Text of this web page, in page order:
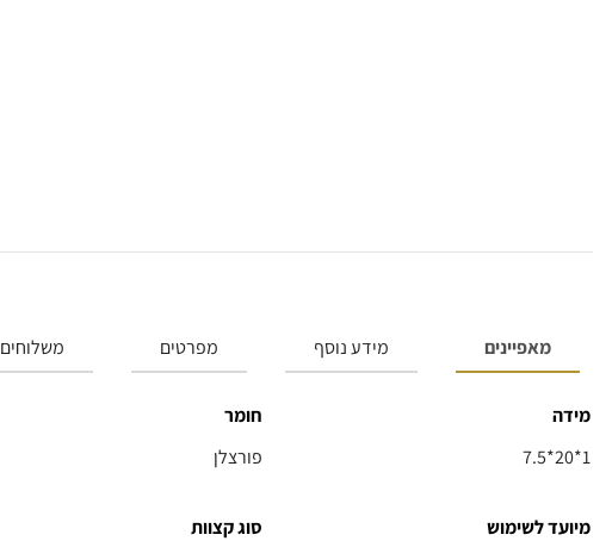
מאפיינים מידע נוסף מפרטים משלוחים
מידה
7.5*20*1
חומר
פורצלן
מיועד לשימוש
סוג קצוות